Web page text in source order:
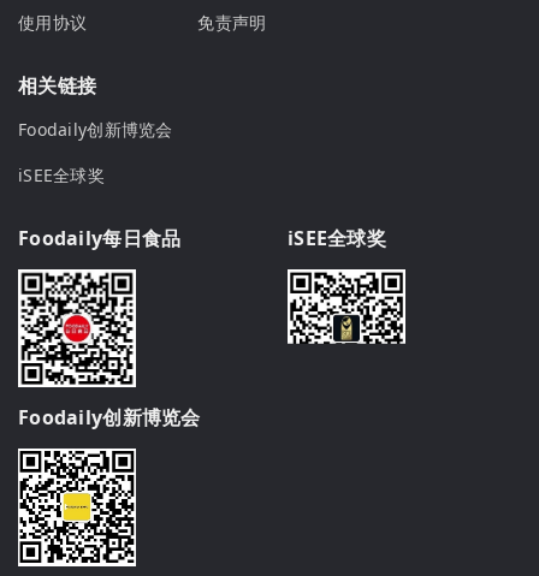
使用协议
免责声明
相关链接
Foodaily创新博览会
iSEE全球奖
Foodaily每日食品 iSEE全球奖
Foodaily创新博览会